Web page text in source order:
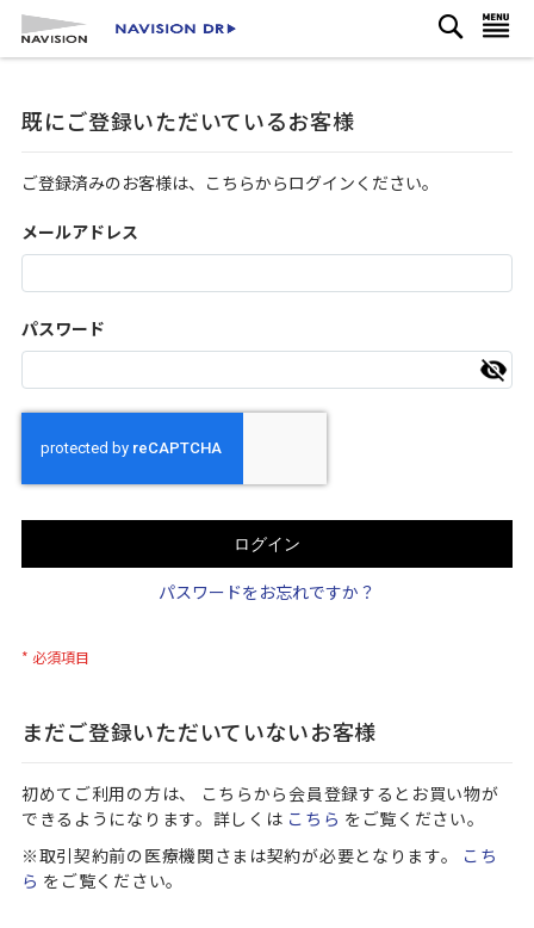
コ
ン
ツ
ス
ッ
プ
検
索
既にご登録いただいているお客様
ご登録済みのお客様は、こちらからログインください。
メールアドレス
パスワード
ログイン
パスワードをお忘れですか？
まだご登録いただいていないお客様
初めてご利用の方は、 こちらから会員登録するとお買い物が
できるようになります。詳しくは こちら をご覧ください。
※取引契約前の医療機関さまは契約が必要となります。 こち
ら をご覧ください。